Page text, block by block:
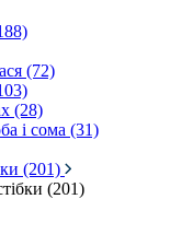
(72)
(28)
і сома (31)
(201)
(201)